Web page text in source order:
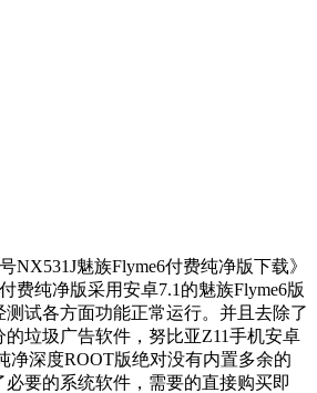
NX531J魅族Flyme6付费纯净版下载》
费纯净版采用安卓7.1的魅族Flyme6版
试各方面功能正常运行。并且去除了
的垃圾广告软件，努比亚Z11手机安卓
净深度ROOT版绝对没有内置多余的
要的系统软件，需要的直接购买即